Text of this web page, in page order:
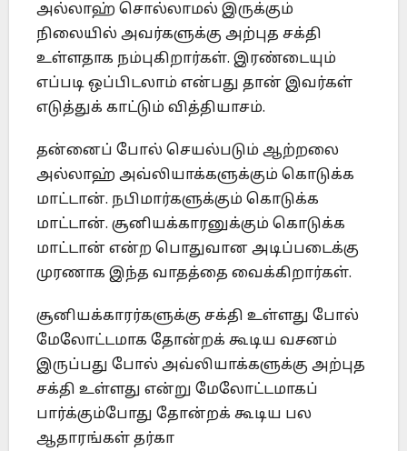
அல்லாஹ் சொல்லாமல் இருக்கும்
நிலையில் அவர்களுக்கு அற்புத சக்தி
உள்ளதாக நம்புகிறார்கள். இரண்டையும்
எப்படி ஒப்பிடலாம் என்பது தான் இவர்கள்
எடுத்துக் காட்டும் வித்தியாசம்.
தன்னைப் போல் செயல்படும் ஆற்றலை
அல்லாஹ் அவ்லியாக்களுக்கும் கொடுக்க
மாட்டான். நபிமார்களுக்கும் கொடுக்க
மாட்டான். சூனியக்காரனுக்கும் கொடுக்க
மாட்டான் என்ற பொதுவான அடிப்படைக்கு
முரணாக இந்த வாதத்தை வைக்கிறார்கள்.
சூனியக்காரர்களுக்கு சக்தி உள்ளது போல்
மேலோட்டமாக தோன்றக் கூடிய வசனம்
இருப்பது போல் அவ்லியாக்களுக்கு அற்புத
சக்தி உள்ளது என்று மேலோட்டமாகப்
பார்க்கும்போது தோன்றக் கூடிய பல
ஆதாரங்கள் தர்கா